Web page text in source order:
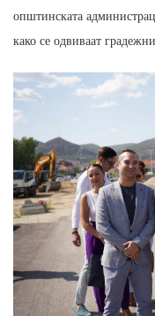
општинската
како се одвиваат